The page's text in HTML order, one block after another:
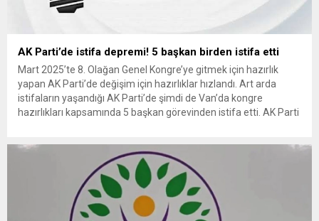
AK Parti’de istifa depremi! 5 başkan birden istifa etti
Mart 2025’te 8. Olağan Genel Kongre’ye gitmek için hazırlık
yapan AK Parti’de değişim için hazırlıklar hızlandı. Art arda
istifaların yaşandığı AK Parti’de şimdi de Van’da kongre
hazırlıkları kapsamında 5 başkan görevinden istifa etti. AK Parti